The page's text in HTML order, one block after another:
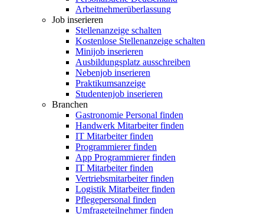
Arbeitnehmerüberlassung
Job inserieren
Stellenanzeige schalten
Kostenlose Stellenanzeige schalten
Minijob inserieren
Ausbildungsplatz ausschreiben
Nebenjob inserieren
Praktikumsanzeige
Studentenjob inserieren
Branchen
Gastronomie Personal finden
Handwerk Mitarbeiter finden
IT Mitarbeiter finden
Programmierer finden
App Programmierer finden
IT Mitarbeiter finden
Vertriebsmitarbeiter finden
Logistik Mitarbeiter finden
Pflegepersonal finden
Umfrageteilnehmer finden